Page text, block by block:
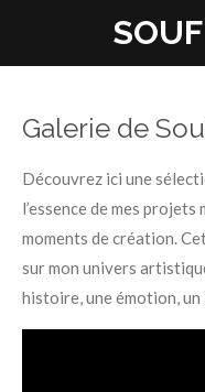
principal
Galerie de
Découvrez ici une
l’essence de mes
moments de création.
sur mon univers
histoire, une émotion,